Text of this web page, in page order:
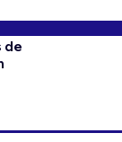
de